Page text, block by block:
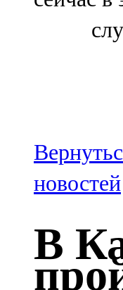
100,3 FM
Зәй
106,6 FM
Кадыбаш
105,2 FM
новостей
В